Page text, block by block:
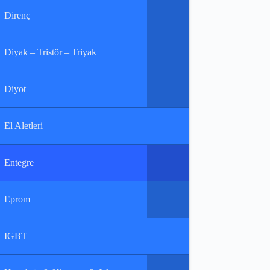
Direnç
Diyak – Tristör – Triyak
Diyot
El Aletleri
Entegre
Eprom
IGBT